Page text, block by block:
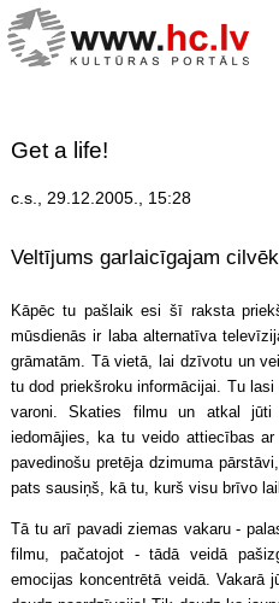
Get a life!
c.s., 29.12.2005., 15:28
Veltījums garlaicīgajam
Kāpēc tu pašlaik esi šī raksta
mūsdienās ir laba alternatīva
grāmatām. Tā vietā, lai dzīvotu un
tu dod priekšroku informācijai. Tu
varoni. Skaties filmu un atkal
iedomājies, ka tu veido attiecības
pavedinošu pretēja dzimuma
pats sausiņš, kā tu, kurš visu brīvo
Tā tu arī pavadi ziemas vakaru -
filmu, pačatojot - tādā veidā
emocijas koncentrētā veidā.